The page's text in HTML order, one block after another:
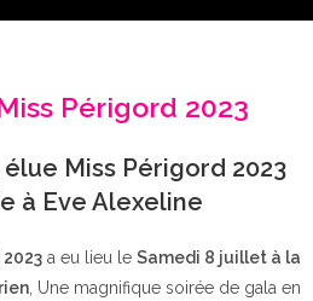
Périgord 2023
Miss Périgord 2023
à Eve Alexeline
a eu lieu le Samedi 8 juillet à la
, Une magnifique soirée de gala en